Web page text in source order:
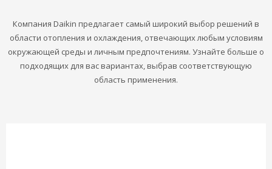
Компания Daikin предлагает самый широкий выбор решений в
области отопления и охлаждения, отвечающих любым условиям
окружающей среды и личным предпочтениям. Узнайте больше о
подходящих для вас вариантах, выбрав соответствующую
область применения.